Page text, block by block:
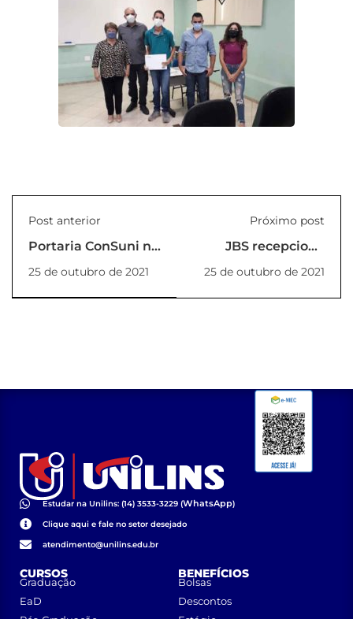
Post anterior
Portaria ConSuni nº
01/2021
25 de outubro de 2021
Próximo post
JBS recepciona
estagiários da
25 de outubro de 2021
Estudar na Unilins: (14) 3533-3229 (WhatsApp)
Clique aqui e fale no setor desejado
atendimento@unilins.edu.br
CURSOS
Graduação
EaD
BENEFÍCIOS
Bolsas
Descontos